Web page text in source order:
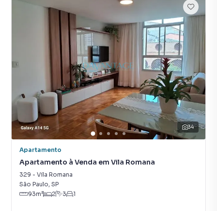
time de programadores, corretores treinados e uma
central de atendimento preparada para atender
proprietários e inquilinos.
34
Apartamento
Apartamento à Venda em Vila Romana
329 - Vila Romana
São Paulo, SP
93m² 2 3 1